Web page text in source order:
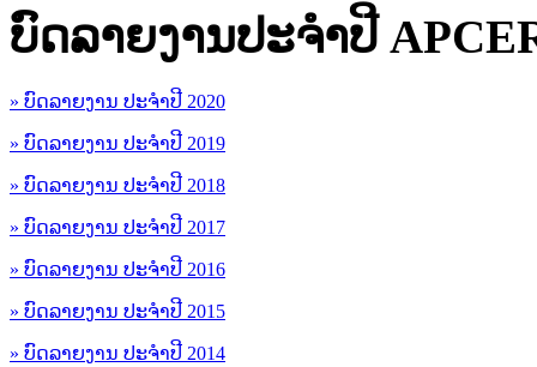
ບົດລາຍງານປະຈຳປີ
» ບົດລາຍງານ ປະຈຳປີ 2020
» ບົດລາຍງານ ປະຈຳປີ 2019
» ບົດລາຍງານ ປະຈຳປີ 2018
» ບົດລາຍງານ ປະຈຳປີ 2017
» ບົດລາຍງານ ປະຈຳປີ 2016
» ບົດລາຍງານ ປະຈຳປີ 2015
» ບົດລາຍງານ ປະຈຳປີ 2014